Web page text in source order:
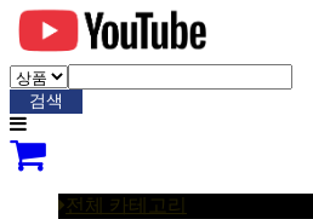
검색
전체 카테고리